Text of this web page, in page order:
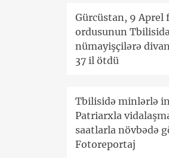
Gürcüstan, 9 Aprel
ordusunun
nümayişçilərə
37 il ötdü
Tbilisidə minlərlə
Patriarxla
saatlarla növbədə
Fotoreportaj